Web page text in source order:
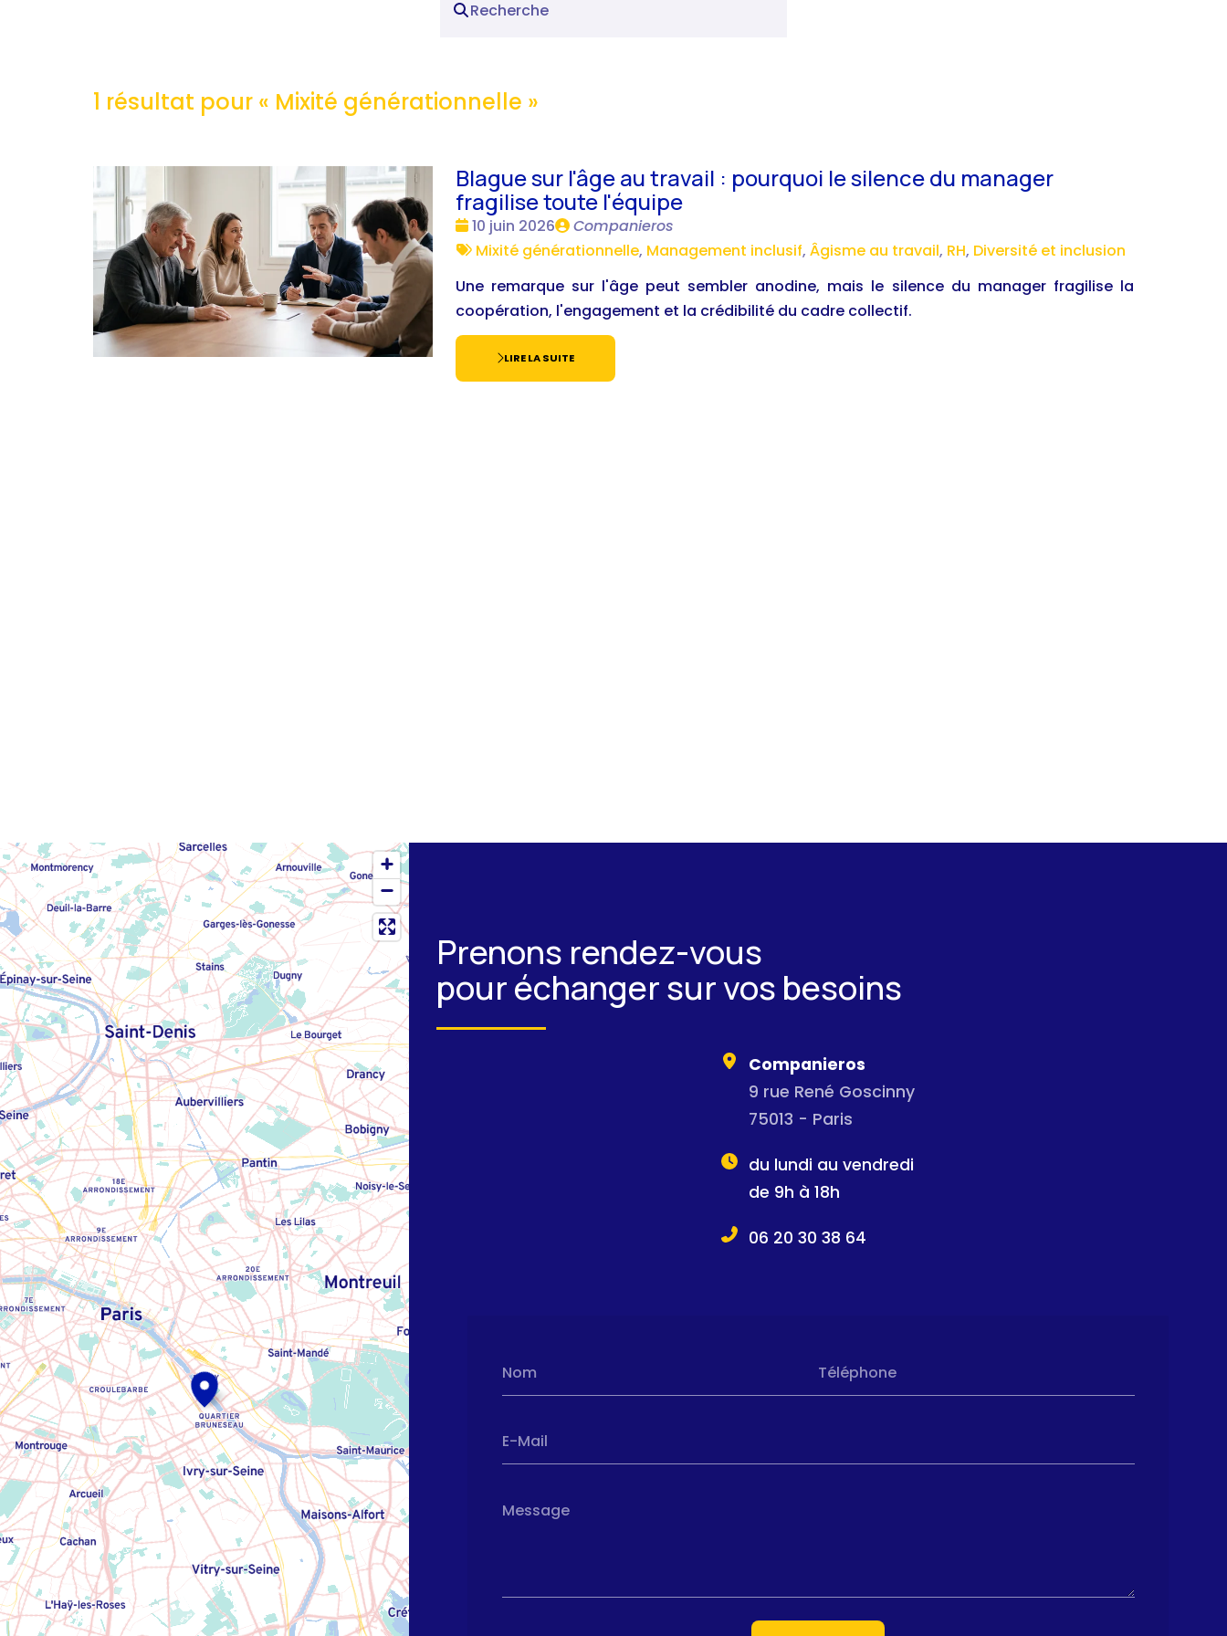
1 résultat pour « Mixité générationnelle »
Blague sur l'âge au travail : pourquoi le silence du manager
fragilise toute l'équipe
Date
:
10 juin 2026
Publié
par
Companieros
Tags
Mixité générationnelle, Management inclusif, Âgisme au travail, RH, Diversité et inclusion
Une remarque sur l'âge peut sembler anodine, mais le silence du manager fragilise la
coopération, l'engagement et la crédibilité du cadre collectif.
LIRE LA SUITE
Prenons rendez-vous
pour échanger sur vos besoins
Nom Téléphone
E-Mail
Message
Companieros
9 rue René Goscinny
75013 - Paris
du lundi au vendredi
de 9h à 18h
06 20 30 38 64